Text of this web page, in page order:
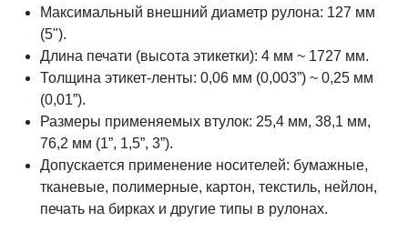
Максимальный внешний диаметр рулона: 127 мм
(5").
Длина печати (высота этикетки): 4 мм ~ 1727 мм.
Толщина этикет-ленты: 0,06 мм (0,003”) ~ 0,25 мм
(0,01”).
Размеры применяемых втулок: 25,4 мм, 38,1 мм,
76,2 мм (1”, 1,5”, 3”).
Допускается применение носителей: бумажные,
тканевые, полимерные, картон, текстиль, нейлон,
печать на бирках и другие типы в рулонах.